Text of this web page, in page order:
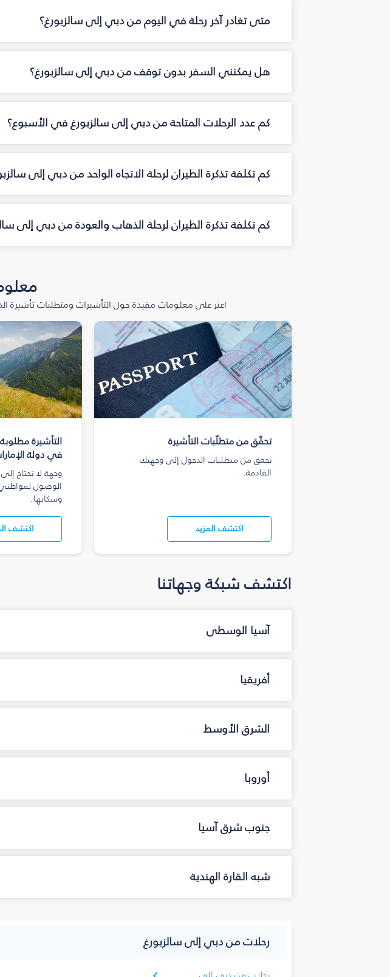
متى تغادر آخر رحلة في اليوم من دبي إلى سالزبورغ؟
هل يمكنني السفر بدون توقف من دبي إلى سالزبورغ؟
كم عدد الرحلات المتاحة من دبي إلى سالزبورغ في الأسبوع؟
كم تكلفة تذكرة الطيران لرحلة الاتجاه الواحد من دبي إلى
كم تكلفة تذكرة الطيران لرحلة الذهاب والعودة من دبي إلى
اعثر على معلومات مفيدة حول التأشيرات ومتطلبات تأشيرة
تحقّق من متطلّبات التأشيرة
تحقق من متطلبات الدخول إلى وجهتك
القادمة.
اكتشف المزيد
التأشيرة
في دولة
وجهة لا تحتاج
الوصول لمواطني
وسكانها.
اكتشف
اكتشف شبكة وجهاتنا
آسيا الوسطى
أفريقيا
الشرق الأوسط
أوروبا
جنوب شرق آسيا
شبه القارة الهندية
رحلات من دبي إلى سالزبورغ